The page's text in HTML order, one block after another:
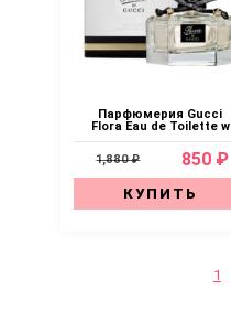
Парфюмерия Gucci
Flora Eau de Toilette w
1,880 ₽ 850 ₽
КУПИТЬ
1